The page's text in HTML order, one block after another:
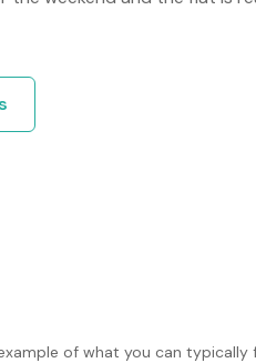
of what you can typically